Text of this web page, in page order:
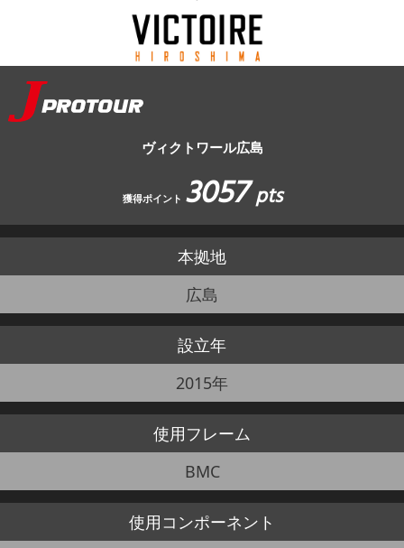
加盟・登録
ヴィクトワール広島
獲得ポイント 3057pts
本拠地
広島
設立年
2015年
使用フレーム
BMC
使用コンポーネント